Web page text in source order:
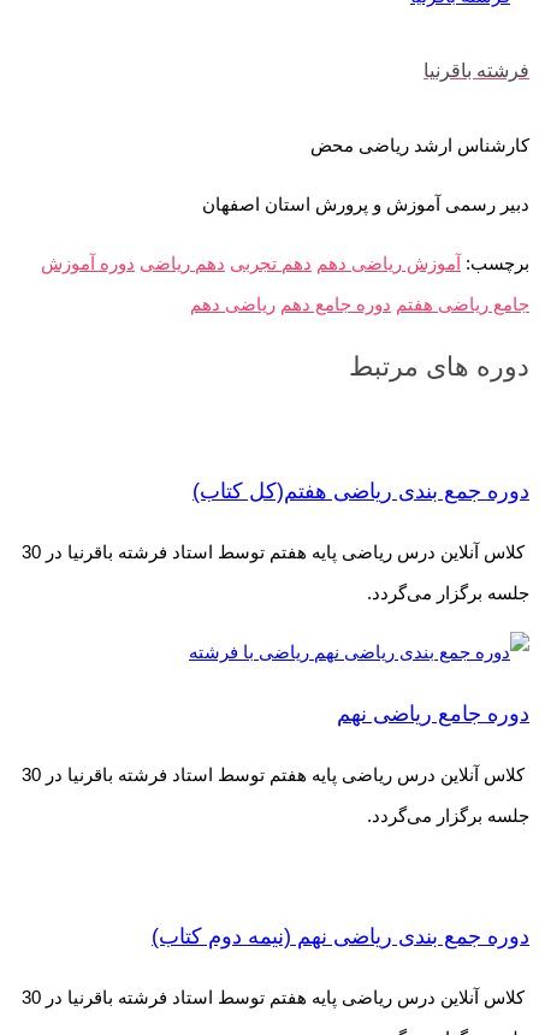
فرشته باقرنیا
کارشناس ارشد ریاضی محض
دبیر رسمی آموزش و پرورش استان اصفهان
برچسب: آموزش ریاضی دهم دهم تجربی دهم ریاضی دوره آموزش
جامع ریاضی هفتم دوره جامع دهم ریاضی دهم
دوره های مرتبط
دوره جمع بندی ریاضی هفتم(کل کتاب)
کلاس آنلاین درس ریاضی پایه هفتم توسط استاد فرشته باقرنیا در 30
جلسه برگزار می‌گردد.
دوره جامع ریاضی نهم
کلاس آنلاین درس ریاضی پایه هفتم توسط استاد فرشته باقرنیا در 30
جلسه برگزار می‌گردد.
دوره جمع بندی ریاضی نهم (نیمه دوم کتاب)
کلاس آنلاین درس ریاضی پایه هفتم توسط استاد فرشته باقرنیا در 30